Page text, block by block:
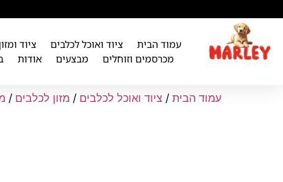
עמוד הבית ציוד ואוכל לכלבים ציוד
מכרסמים וזוחלים
מבצעים אודות
עמוד הבית / ציוד ואוכל לכלבים / מזון לכלבים /